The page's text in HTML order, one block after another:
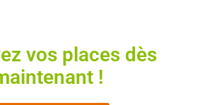
vos places dès
!